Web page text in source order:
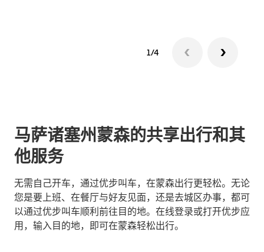
1/4
马萨诸塞州蒙森的共享出行和其
他服务
无需自己开车，通过优步叫车，在蒙森出行更轻松。无论
您是要上班、在餐厅与好友见面，还是去城区办事，都可
以通过优步叫车顺利前往目的地。在线登录或打开优步应
用，输入目的地，即可在蒙森轻松出行。